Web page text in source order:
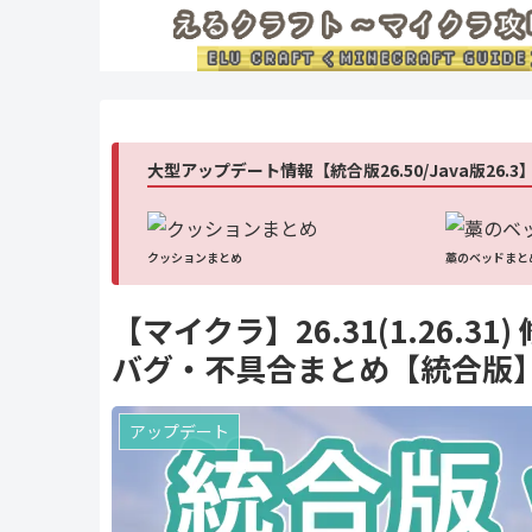
大型アップデート情報【統合版26.50/Java版26.3
クッションまとめ 藁のベッドまと
【マイクラ】26.31(1.26.31)
バグ・不具合まとめ【統合版
アップデート